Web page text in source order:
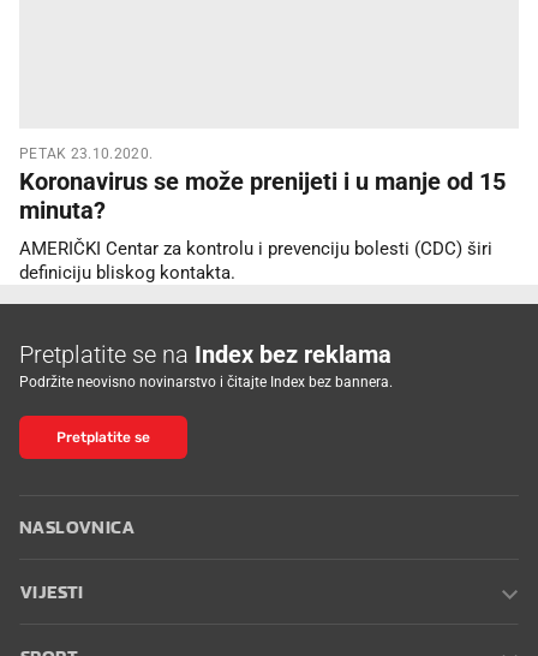
PETAK 23.10.2020.
Koronavirus se može prenijeti i u manje od 15
minuta?
AMERIČKI Centar za kontrolu i prevenciju bolesti (CDC) širi
definiciju bliskog kontakta.
Pretplatite se na Index bez reklama
Podržite neovisno novinarstvo i čitajte Index bez bannera.
Pretplatite se
NASLOVNICA
VIJESTI